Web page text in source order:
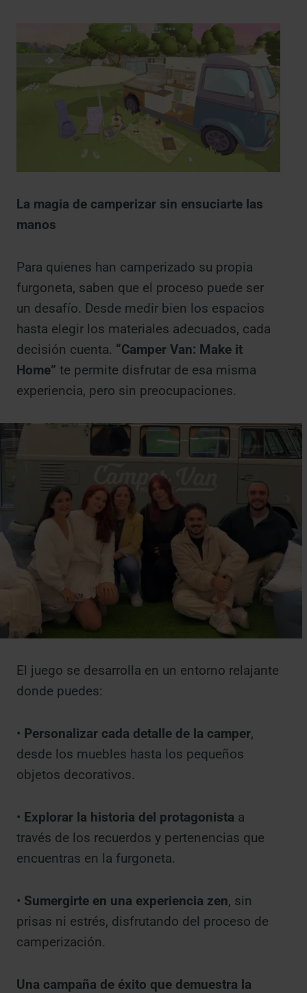
La magia de camperizar sin ensuciarte las
manos
Para quienes han camperizado su propia
furgoneta, saben que el proceso puede ser
un desafío. Desde medir bien los espacios
hasta elegir los materiales adecuados, cada
decisión cuenta. “Camper Van: Make it
Home” te permite disfrutar de esa misma
experiencia, pero sin preocupaciones.
El juego se desarrolla en un entorno relajante
donde puedes:
• Personalizar cada detalle de la camper,
desde los muebles hasta los pequeños
objetos decorativos.
• Explorar la historia del protagonista a
través de los recuerdos y pertenencias que
encuentras en la furgoneta.
• Sumergirte en una experiencia zen, sin
prisas ni estrés, disfrutando del proceso de
camperización.
Una campaña de éxito que demuestra la